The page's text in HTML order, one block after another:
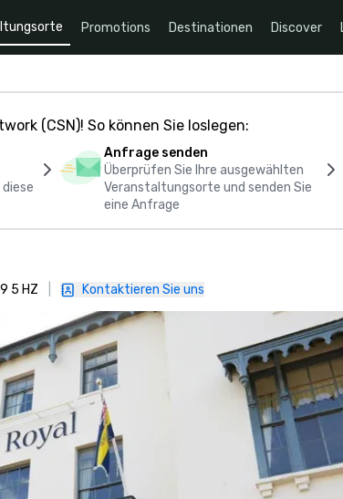
Promotions Destinationen Discover
(CSN)! So können Sie loslegen:
Anfrage senden
Überprüfen Sie Ihre ausgewählten
Veranstaltungsorte und senden Sie
eine Anfrage
5 HZ Kontaktieren Sie uns